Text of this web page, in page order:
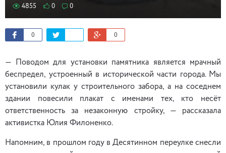
4855 0 0
0 0
— Поводом для установки памятника является мрачный
беспредел, устроенный в исторической части города. Мы
установили кулак у строительного забора, а на соседнем
здании повесили плакат с именами тех, кто несёт
ответственность за незаконную стройку, — рассказала
активистка Юлия Филоненко.
Напомним, в прошлом году в Десятинном переулке снесли